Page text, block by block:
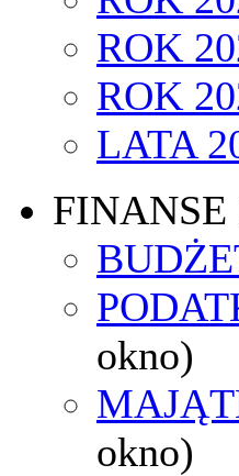
ROK
ROK
LATA
okno)
okno)